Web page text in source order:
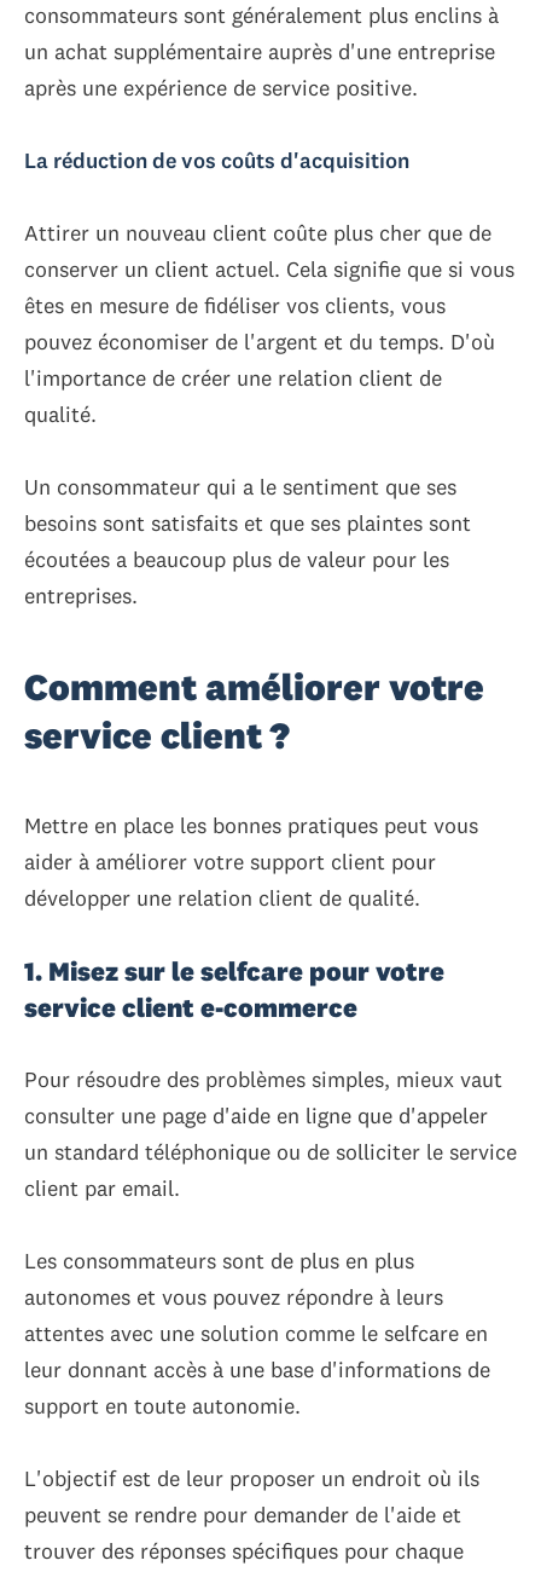
consommateurs sont généralement plus enclins à
un achat supplémentaire auprès d'une entreprise
après une expérience de service positive.
La réduction de vos coûts d'acquisition
Attirer un nouveau client coûte plus cher que de
conserver un client actuel. Cela signifie que si vous
êtes en mesure de fidéliser vos clients, vous
pouvez économiser de l'argent et du temps. D'où
l'importance de créer une relation client de
qualité.
Un consommateur qui a le sentiment que ses
besoins sont satisfaits et que ses plaintes sont
écoutées a beaucoup plus de valeur pour les
entreprises.
Comment améliorer votre
service client ?
Mettre en place les bonnes pratiques peut vous
aider à améliorer votre support client pour
développer une relation client de qualité.
1. Misez sur le selfcare pour votre
service client e-commerce
Pour résoudre des problèmes simples, mieux vaut
consulter une page d'aide en ligne que d'appeler
un standard téléphonique ou de solliciter le service
client par email.
Les consommateurs sont de plus en plus
autonomes et vous pouvez répondre à leurs
attentes avec une solution comme le selfcare en
leur donnant accès à une base d'informations de
support en toute autonomie.
L'objectif est de leur proposer un endroit où ils
peuvent se rendre pour demander de l'aide et
trouver des réponses spécifiques pour chaque